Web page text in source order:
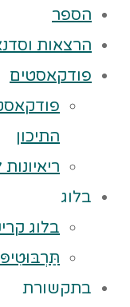
הספר
הרצאות
פודקאסטים
התיכון
בלוג
בלוג
בתקשורת